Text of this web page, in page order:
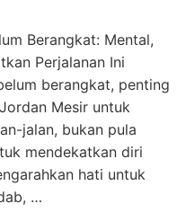
Berangkat: Mental,
Perjalanan Ini
berangkat, penting
Mesir untuk
jalan, bukan pula
mendekatkan diri
hati untuk
…